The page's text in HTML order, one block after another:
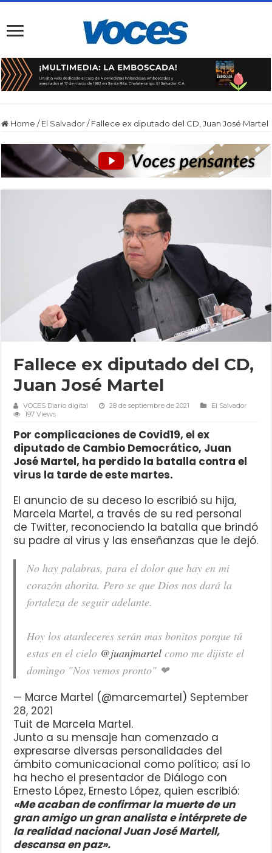
Home / El Salvador / Fallece ex diputado del CD, Juan José Martel
Fallece ex diputado del CD,
Juan José Martel
VOCES Diario digital 28 de septiembre de 2021
El Salvador
197 Views
Por complicaciones de Covid19, el ex
diputado de Cambio Democrático, Juan
José Martel, ha perdido la batalla contra el
virus la tarde de este martes.
El anuncio de su deceso lo escribió su hija,
Marcela Martel, a través de su red personal
de Twitter, reconociendo la batalla que brindó
su padre al virus y las enseñanzas que le dejó.
No hay palabras, para el dolor que hay en mi
corazón ahorita. Pero se que Dios nos dará la
fortaleza de seguir adelante.
Hoy los atardeceres serán mas bonitos porque tú
estas en el cielo @juanjmartel como me dijiste el
domingo "Nos vemos pronto" ❤
— Marce Martel (@marcemartel) September
28, 2021
Tuit de Marcela Martel.
Junto a su mensaje han comenzado a
expresarse diversas personalidades del
ámbito comunicacional como político; así lo
ha hecho el presentador de Diálogo con
Ernesto López, Ernesto López, quien escribió:
«Me acaban de confirmar la muerte de un
gran amigo un gran analista e intérprete de
la realidad nacional Juan José Martell,
descansa en paz».